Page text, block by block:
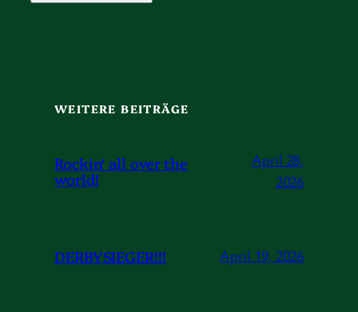
WEITERE BEITRÄGE
Rockin‘ all over the
world!
April 28,
2026
DERBYSIEGER!!! April 19, 2026